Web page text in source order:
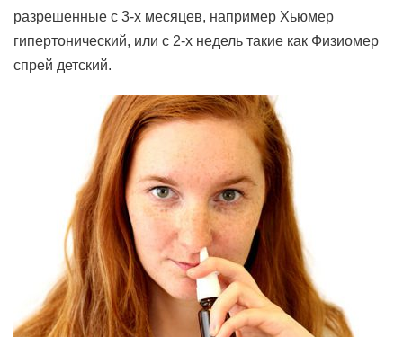
разрешенные с 3-х месяцев, например Хьюмер
гипертонический, или с 2-х недель такие как Физиомер
спрей детский.